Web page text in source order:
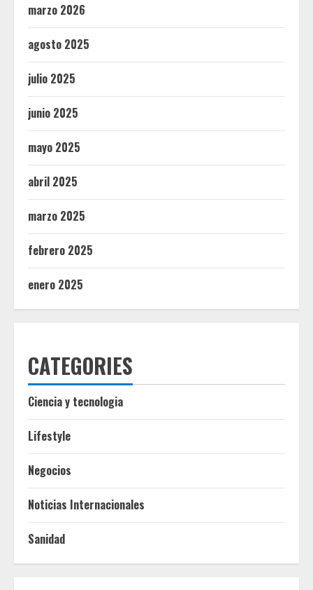
marzo 2026
agosto 2025
julio 2025
junio 2025
mayo 2025
abril 2025
marzo 2025
febrero 2025
enero 2025
CATEGORIES
Ciencia y tecnologia
Lifestyle
Negocios
Noticias Internacionales
Sanidad